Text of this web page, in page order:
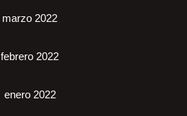
marzo 2022
febrero 2022
enero 2022